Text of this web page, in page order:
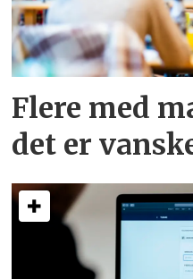
Flere med
det er